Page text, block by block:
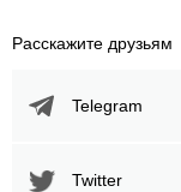
Расскажите друзьям
Telegram
Twitter